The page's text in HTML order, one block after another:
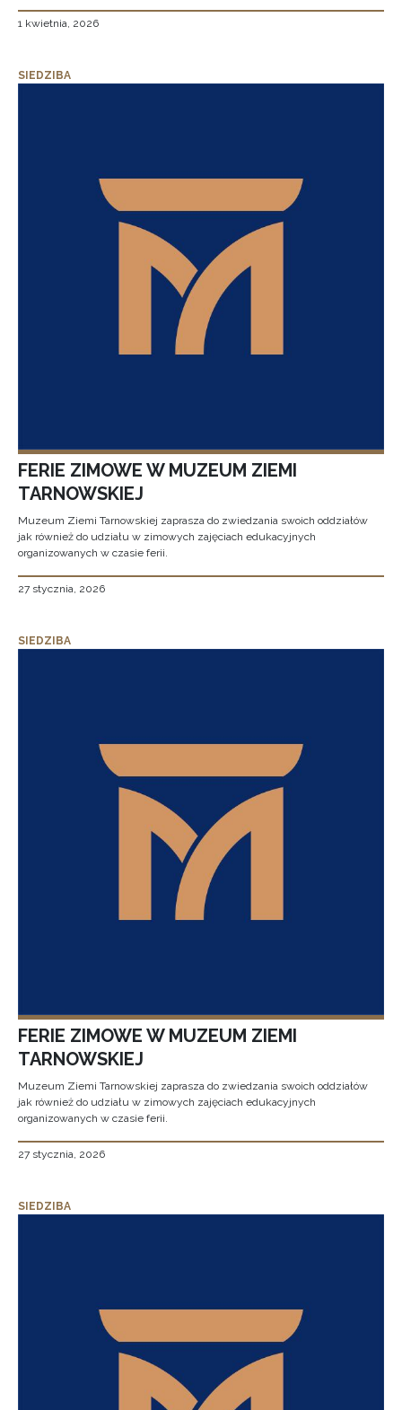
1 kwietnia, 2026
SIEDZIBA
FERIE ZIMOWE W MUZEUM ZIEMI
TARNOWSKIEJ
Muzeum Ziemi Tarnowskiej zaprasza do zwiedzania swoich oddziałów
jak również do udziału w zimowych zajęciach edukacyjnych
organizowanych w czasie ferii.
27 stycznia, 2026
SIEDZIBA
FERIE ZIMOWE W MUZEUM ZIEMI
TARNOWSKIEJ
Muzeum Ziemi Tarnowskiej zaprasza do zwiedzania swoich oddziałów
jak również do udziału w zimowych zajęciach edukacyjnych
organizowanych w czasie ferii.
27 stycznia, 2026
SIEDZIBA